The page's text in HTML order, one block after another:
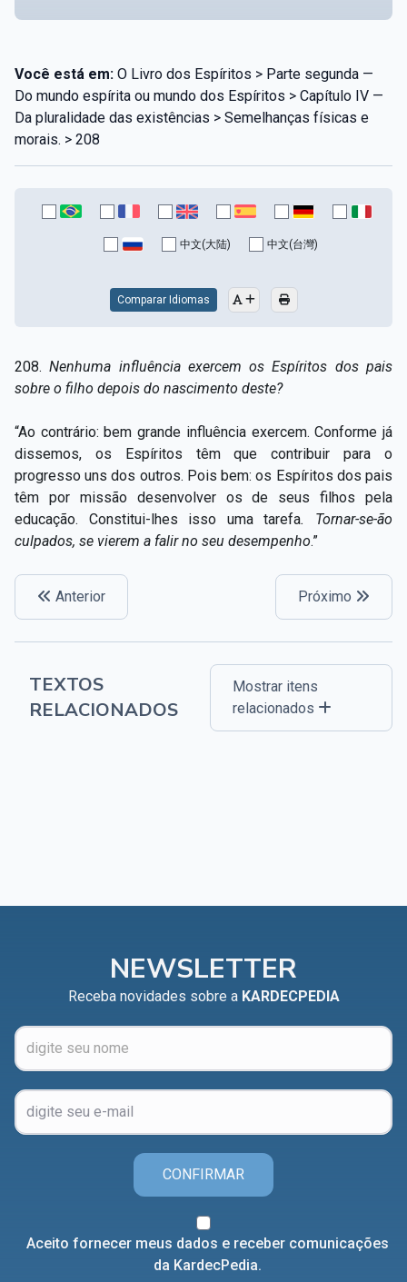
Você está em: O Livro dos Espíritos > Parte segunda —
Do mundo espírita ou mundo dos Espíritos > Capítulo IV —
Da pluralidade das existências > Semelhanças físicas e
morais. > 208
中文(大陆) 中文(台灣)
Comparar Idiomas
208.Nenhuma influência exercem os Espíritos dos pais
sobre o filho depois do nascimento deste?
“Ao contrário: bem grande influência exercem. Conforme já
dissemos, os Espíritos têm que contribuir para o
progresso uns dos outros. Pois bem: os Espíritos dos pais
têm por missão desenvolver os de seus filhos pela
educação. Constitui-lhes isso uma tarefa. Tornar-se-ão
culpados, se vierem a falir no seu desempenho.”
Anterior Próximo
TEXTOS
RELACIONADOS
Mostrar itens
relacionados
NEWSLETTER
Receba novidades sobre a KARDECPEDIA
CONFIRMAR
Aceito fornecer meus dados e receber comunicações
da KardecPedia.